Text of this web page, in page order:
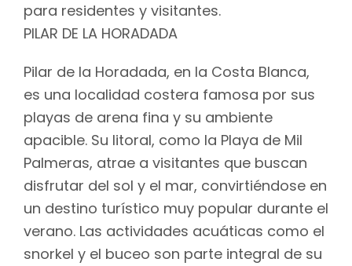
para residentes y visitantes.
PILAR DE LA HORADADA
Pilar de la Horadada, en la Costa Blanca,
es una localidad costera famosa por sus
playas de arena fina y su ambiente
apacible. Su litoral, como la Playa de Mil
Palmeras, atrae a visitantes que buscan
disfrutar del sol y el mar, convirtiéndose en
un destino turístico muy popular durante el
verano. Las actividades acuáticas como el
snorkel y el buceo son parte integral de su